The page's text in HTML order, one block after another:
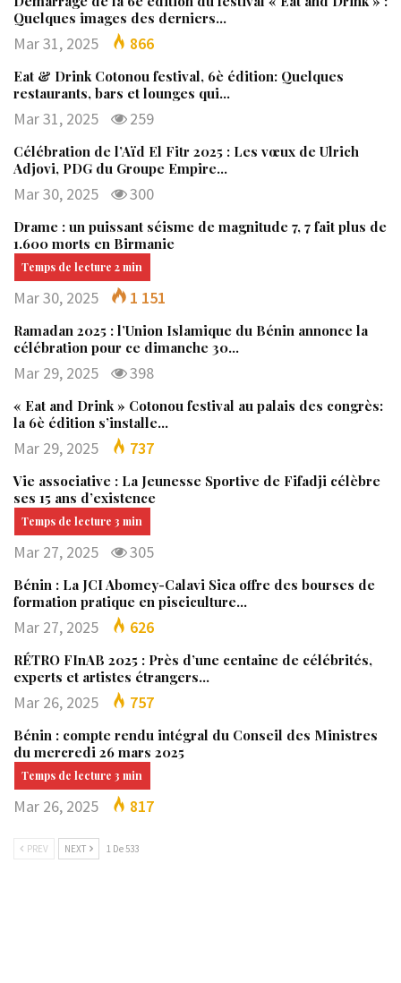
Quelques images des derniers…
Mar 31, 2025 866
Eat & Drink Cotonou festival, 6è édition: Quelques
restaurants, bars et lounges qui…
Mar 31, 2025 259
Célébration de l’Aïd El Fitr 2025 : Les vœux de Ulrich
Adjovi, PDG du Groupe Empire…
Mar 30, 2025 300
Drame : un puissant séisme de magnitude 7, 7 fait plus de
1.600 morts en Birmanie
Mar 30, 2025 1 151
Ramadan 2025 : l’Union Islamique du Bénin annonce la
célébration pour ce dimanche 30…
Mar 29, 2025 398
« Eat and Drink » Cotonou festival au palais des congrès:
la 6è édition s’installe…
Mar 29, 2025 737
Vie associative : La Jeunesse Sportive de Fifadji célèbre
ses 15 ans d’existence
Mar 27, 2025 305
Bénin : La JCI Abomey-Calavi Sica offre des bourses de
formation pratique en pisciculture…
Mar 27, 2025 626
RÉTRO FInAB 2025 : Près d’une centaine de célébrités,
experts et artistes étrangers…
Mar 26, 2025 757
Bénin : compte rendu intégral du Conseil des Ministres
du mercredi 26 mars 2025
Mar 26, 2025 817
PREV NEXT 1 De 533